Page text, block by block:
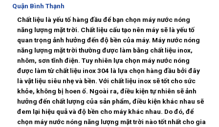
Quận Bình Thạnh
Chất liệu là yếu tố hàng đầu để bạn chọn máy nước nóng
năng lượng mặt trời. Chất liệu cấu tạo nên máy sẽ là yếu tố
quan trọng ảnh hưởng đến độ bền của máy. Máy nước nóng
năng lượng mặt trời thường được làm bằng chất liệu inox,
nhôm, sơn tĩnh điện. Tuy nhiên lựa chọn máy nước nóng
được làm từ chất liệu inox 304 là lựa chọn hàng đầu bởi đây
là vật liệu siêu nhẹ và bền. Với chất liệu inox sẽ tốt cho sức
khỏe, không bị hoen ố. Ngoài ra, điều kiện tự nhiên sẽ ảnh
hưởng đến chất lượng của sản phẩm, điều kiện khác nhau sẽ
đem lại hiệu quả và độ bền cho máy khác nhau. Do đó, để
chọn máy nước nóng năng lượng mặt trời nào tốt nhấtcho gia